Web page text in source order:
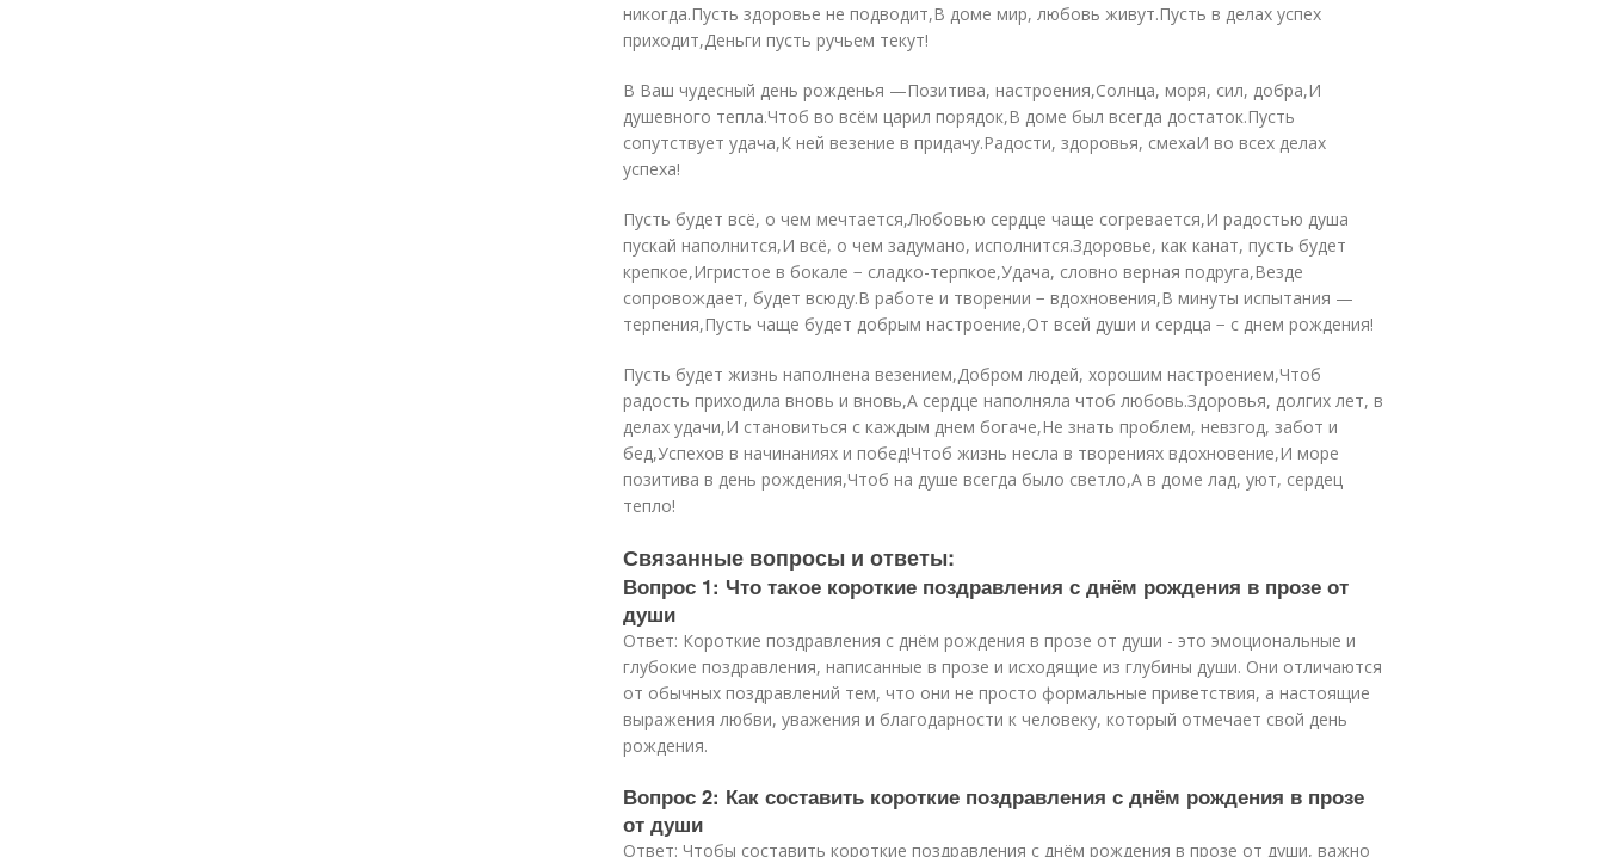
никогда.Пусть здоровье не подводит,В доме мир, любовь живут.Пусть в делах успех
приходит,Деньги пусть ручьем текут!
В Ваш чудесный день рожденья —Позитива, настроения,Солнца, моря, сил, добра,И
душевного тепла.Чтоб во всём царил порядок,В доме был всегда достаток.Пусть
сопутствует удача,К ней везение в придачу.Радости, здоровья, смехаИ во всех делах
успеха!
Пусть будет всё, о чем мечтается,Любовью сердце чаще согревается,И радостью душа
пускай наполнится,И всё, о чем задумано, исполнится.Здоровье, как канат, пусть будет
крепкое,Игристое в бокале − сладко-терпкое,Удача, словно верная подруга,Везде
сопровождает, будет всюду.В работе и творении − вдохновения,В минуты испытания —
терпения,Пусть чаще будет добрым настроение,От всей души и сердца − с днем рождения!
Пусть будет жизнь наполнена везением,Добром людей, хорошим настроением,Чтоб
радость приходила вновь и вновь,А сердце наполняла чтоб любовь.Здоровья, долгих лет, в
делах удачи,И становиться с каждым днем богаче,Не знать проблем, невзгод, забот и
бед,Успехов в начинаниях и побед!Чтоб жизнь несла в творениях вдохновение,И море
позитива в день рождения,Чтоб на душе всегда было светло,А в доме лад, уют, сердец
тепло!
Связанные вопросы и ответы:
Вопрос 1: Что такое короткие поздравления с днём рождения в прозе от
души
Ответ: Короткие поздравления с днём рождения в прозе от души - это эмоциональные и
глубокие поздравления, написанные в прозе и исходящие из глубины души. Они отличаются
от обычных поздравлений тем, что они не просто формальные приветствия, а настоящие
выражения любви, уважения и благодарности к человеку, который отмечает свой день
рождения.
Вопрос 2: Как составить короткие поздравления с днём рождения в прозе
от души
Ответ: Чтобы составить короткие поздравления с днём рождения в прозе от души, важно